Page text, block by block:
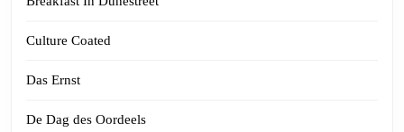
Culture Coated
Das Ernst
De Dag des Oordeels